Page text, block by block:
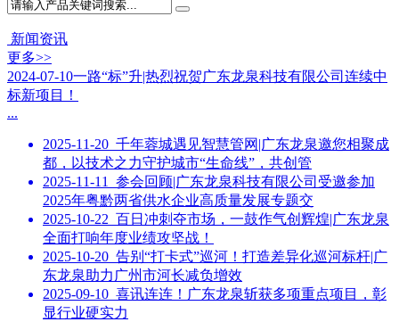
新闻资讯
更多>>
2024-07-10一路“标”升|热烈祝贺广东龙泉科技有限公司连续中
标新项目！
...
2025-11-20 千年蓉城遇见智慧管网|广东龙泉邀您相聚成
都，以技术之力守护城市“生命线”，共创管
2025-11-11
参会回顾|广东龙泉科技有限公司受邀参加
2025年粤黔两省供水企业高质量发展专题交
2025-10-22 百日冲刺夺市场，一鼓作气创辉煌|广东龙泉
全面打响年度业绩攻坚战！
2025-10-20 告别“打卡式”巡河！打造差异化巡河标杆|广
东龙泉助力广州市河长减负增效
2025-09-10 喜讯连连！广东龙泉斩获多项重点项目，彰
显行业硬实力